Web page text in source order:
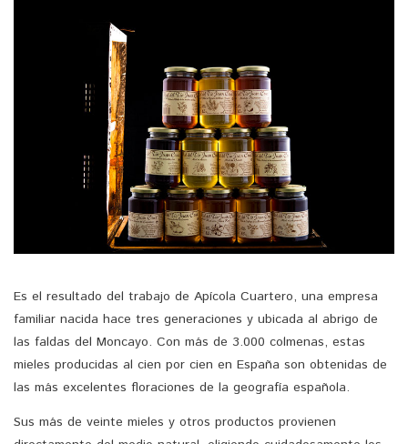
Es el resultado del trabajo de Apícola Cuartero, una empresa
familiar nacida hace tres generaciones y ubicada al abrigo de
las faldas del Moncayo. Con más de 3.000 colmenas, estas
mieles producidas al cien por cien en España son obtenidas de
las más excelentes floraciones de la geografía española.
Sus más de veinte mieles y otros productos provienen